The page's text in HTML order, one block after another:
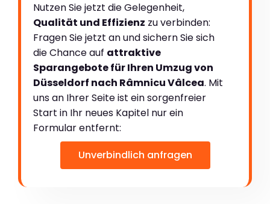
Nutzen Sie jetzt die Gelegenheit,
Qualität und Effizienz zu verbinden:
Fragen Sie jetzt an und sichern Sie sich
die Chance auf attraktive
Sparangebote für Ihren Umzug von
Düsseldorf nach Râmnicu Vâlcea. Mit
uns an Ihrer Seite ist ein sorgenfreier
Start in Ihr neues Kapitel nur ein
Formular entfernt:
Unverbindlich anfragen